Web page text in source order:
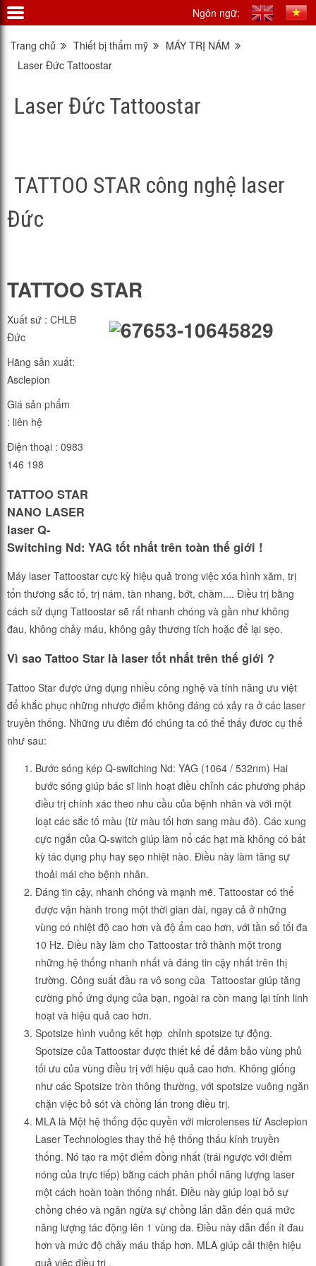
Ngôn ngữ:
Trang chủ Thiết bị thẩm mỹ
MÁY TRỊ NÁM
Laser Đức Tattoostar
Laser Đức Tattoostar
TATTOO STAR công nghệ laser
Đức
TATTOO STAR
Xuất sứ : CHLB
Đức
Hãng sản xuất:
Asclepion
Giá sản phẩm
: liên hệ
Điện thoại : 0983
146 198
TATTOO STAR
NANO LASER
laser Q-
Switching Nd: YAG tốt nhất trên toàn thế giới !
Máy laser Tattoostar cực kỳ hiệu quả trong việc xóa hình xăm, trị
tổn thương sắc tố, trị nám, tàn nhang, bớt, chàm.... Điều trị bằng
cách sử dụng Tattoostar sẽ rất nhanh chóng và gần như không
đau, không chảy máu, không gây thương tích hoặc để lại sẹo.
Vì sao Tattoo Star là laser tốt nhất trên thế giới ?
Tattoo Star được ứng dụng nhiều công nghệ và tính năng ưu việt
để khắc phục những nhược điểm không đáng có xảy ra ở các laser
truyền thống. Những ưu điểm đó chúng ta có thể thấy đươc cụ thể
như sau:
Bước sóng kép Q-switching Nd: YAG (1064 / 532nm) Hai
bước sóng giúp bác sĩ linh hoạt điều chỉnh các phương pháp
điều trị chính xác theo nhu cầu của bệnh nhân và với một
loạt các sắc tố màu (từ màu tối hơn sang màu đỏ). Các xung
cực ngắn của Q-switch giúp làm nổ các hạt mà không có bất
kỳ tác dụng phụ hay sẹo nhiệt nào. Điều này làm tăng sự
thoải mái cho bệnh nhân.
Đáng tin cậy, nhanh chóng và mạnh mẽ. Tattoostar có thể
được vận hành trong một thời gian dài, ngay cả ở những
vùng có nhiệt độ cao hơn và độ ẩm cao hơn, với tần số tối đa
10 Hz. Điều này làm cho Tattoostar trở thành một trong
những hệ thống nhanh nhất và đáng tin cậy nhất trên thị
trường. Công suất đầu ra vô song của Tattoostar giúp tăng
cường phổ ứng dụng của bạn, ngoài ra còn mang lại tính linh
hoạt và hiệu quả cao hơn.
Spotsize hình vuông kết hợp chỉnh spotsize tự động.
Spotsize của Tattoostar được thiết kế để đảm bảo vùng phủ
tối ưu của vùng điều trị với hiệu quả cao hơn. Không giống
như các Spotsize tròn thông thường, với spotsize vuông ngăn
chặn việc bỏ sót và chồng lấn trong điều trị.
MLA là Một hệ thống độc quyền với microlenses từ Asclepion
Laser Technologies thay thế hệ thống thấu kính truyền
thống. Nó tạo ra một điểm đồng nhất (trái ngược với điểm
nóng của trực tiếp) bằng cách phân phối năng lượng laser
một cách hoàn toàn thống nhất. Điều này giúp loại bỏ sự
chồng chéo và ngăn ngừa sự chồng lấn dẫn đến quá mức
năng lượng tác động lên 1 vùng da. Điều này dẫn đến ít đau
hơn và mức độ chảy máu thấp hơn. MLA giúp cải thiện hiệu
quả việc điều trị .